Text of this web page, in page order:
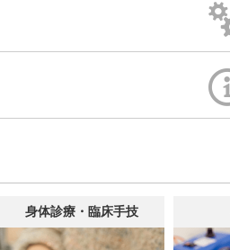
身体診療・臨床手技